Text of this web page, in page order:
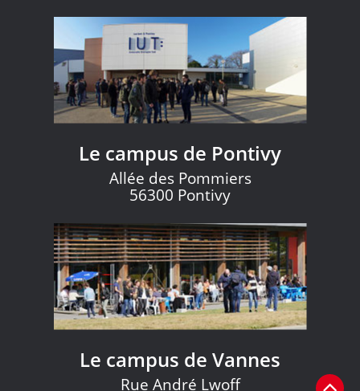
Le campus de Pontivy
Allée des Pommiers
56300 Pontivy
Le campus de Vannes
Rue André Lwoff